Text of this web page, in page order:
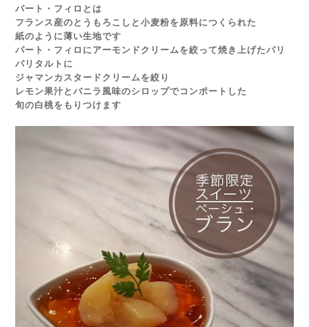
パート・フィロとは
フランス産のとうもろこしと小麦粉を原料につくられた
紙のように薄い生地です
パート・フィロにアーモンドクリームを絞って焼き上げたパリ
パリタルトに
ジャマンカスタードクリームを絞り
レモン果汁とバニラ風味のシロップでコンポートした
旬の白桃をもりつけます